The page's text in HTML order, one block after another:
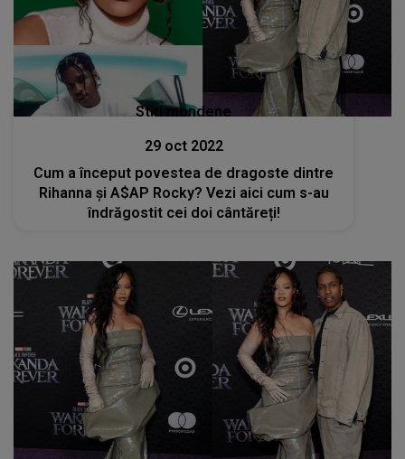
Stiri mondene
29 oct 2022
Cum a început povestea de dragoste dintre
Rihanna și A$AP Rocky? Vezi aici cum s-au
îndrăgostit cei doi cântăreți!